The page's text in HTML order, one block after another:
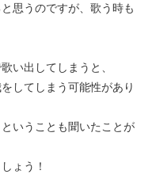
思うのですが、歌う時も
い出してしまうと、
してしまう可能性があり
いうことも聞いたことが
ょう！